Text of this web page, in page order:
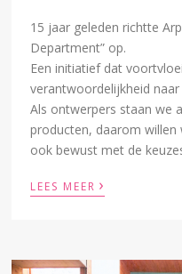
15 jaar geleden richtte
Department” op.
Een initiatief dat
verantwoordelijkheid
Als ontwerpers staan we
producten, daarom
ook bewust met de
LEES MEER ›